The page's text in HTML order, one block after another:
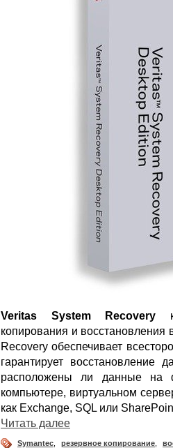
Veritas System Recovery
копирования и восстановления
Recovery обеспечивает
гарантирует восстановление
расположены ли данные на
компьютере, виртуальном
как Exchange, SQL или
Читать далее
Symantec резервное копирование